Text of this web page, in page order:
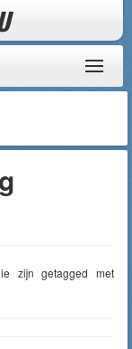
zijn getagged met